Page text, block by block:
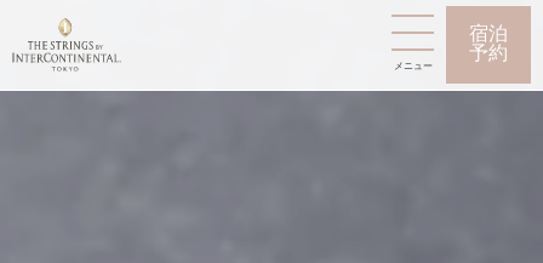
宿泊
予約
メニュー